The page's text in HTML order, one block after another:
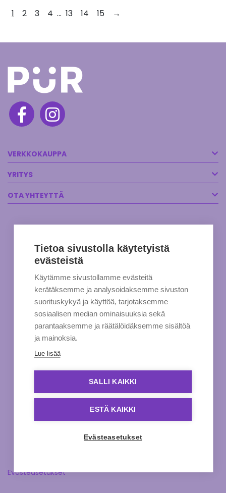
1 2 3 4 … 13 14 15 →
VERKKOKAUPPA
YRITYS
OTA YHTEYTTÄ
Evästeasetukset
Tietoa sivustolla käytetyistä
evästeistä
Käytämme sivustollamme evästeitä
kerätäksemme ja analysoidaksemme sivuston
suorituskykyä ja käyttöä, tarjotaksemme
sosiaalisen median ominaisuuksia sekä
parantaaksemme ja räätälöidäksemme sisältöä
ja mainoksia.
Lue lisää
SALLI KAIKKI
ESTÄ KAIKKI
Evästeasetukset